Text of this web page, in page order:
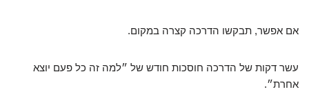
אם אפשר, תבקשו הדרכה קצרה במקום.
עשר דקות של הדרכה חוסכות חודש של ״למה זה כל פעם יוצא
אחרת״.